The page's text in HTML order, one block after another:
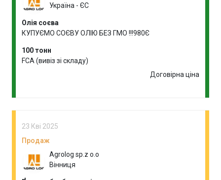
Україна - ЄС
Олія соєва
КУПУЄМО СОЄВУ ОЛІЮ БЕЗ ГМО !!!980Є
100 тонн
FCA (вивіз зі складу)
Договірна ціна
23 Кві 2025
Продаж
Agrolog sp.z o.o
Вінниця